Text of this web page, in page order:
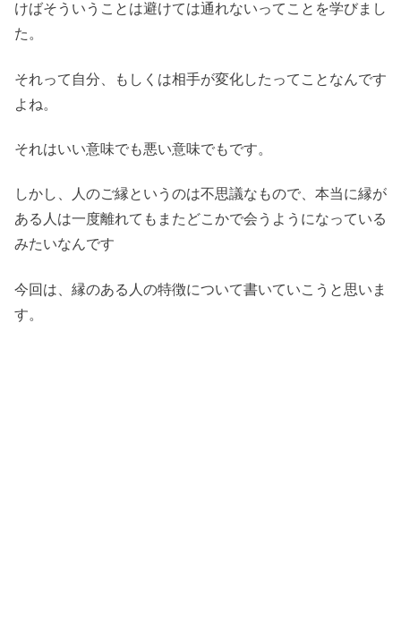
けばそういうことは避けては通れないってことを学びまし
た。
それって自分、もしくは相手が変化したってことなんです
よね。
それはいい意味でも悪い意味でもです。
しかし、人のご縁というのは不思議なもので、本当に縁が
ある人は一度離れてもまたどこかで会うようになっている
みたいなんです
今回は、縁のある人の特徴について書いていこうと思いま
す。